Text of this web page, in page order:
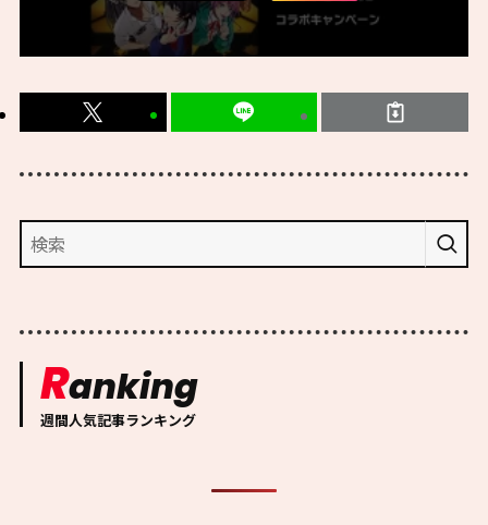
Ranking
週間人気記事ランキング